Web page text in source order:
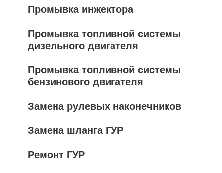
Промывка инжектора
Промывка топливной системы
дизельного двигателя
Промывка топливной системы
бензинового двигателя
Замена рулевых наконечников
Замена шланга ГУР
Ремонт ГУР